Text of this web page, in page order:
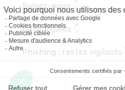
Suivez-nous 👇
Infos légales 👇
Phishing : restez vigilants👇